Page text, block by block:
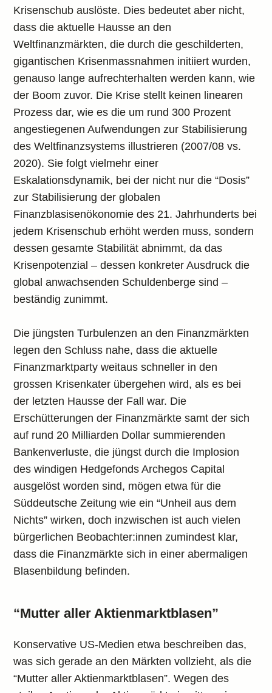
Krisenschub auslöste. Dies bedeutet aber nicht,
dass die aktuelle Hausse an den
Weltfinanzmärkten, die durch die geschilderten,
gigantischen Krisenmassnahmen initiiert wurden,
genauso lange aufrechterhalten werden kann, wie
der Boom zuvor. Die Krise stellt keinen linearen
Prozess dar, wie es die um rund 300 Prozent
angestiegenen Aufwendungen zur Stabilisierung
des Weltfinanzsystems illustrieren (2007/08 vs.
2020). Sie folgt vielmehr einer
Eskalationsdynamik, bei der nicht nur die “Dosis”
zur Stabilisierung der globalen
Finanzblasisenökonomie des 21. Jahrhunderts bei
jedem Krisenschub erhöht werden muss, sondern
dessen gesamte Stabilität abnimmt, da das
Krisenpotenzial – dessen konkreter Ausdruck die
global anwachsenden Schuldenberge sind –
beständig zunimmt.
Die jüngsten Turbulenzen an den Finanzmärkten
legen den Schluss nahe, dass die aktuelle
Finanzmarktparty weitaus schneller in den
grossen Krisenkater übergehen wird, als es bei
der letzten Hausse der Fall war. Die
Erschütterungen der Finanzmärkte samt der sich
auf rund 20 Milliarden Dollar summierenden
Bankenverluste, die jüngst durch die Implosion
des windigen Hedgefonds Archegos Capital
ausgelöst worden sind, mögen etwa für die
Süddeutsche Zeitung wie ein “Unheil aus dem
Nichts” wirken, doch inzwischen ist auch vielen
bürgerlichen Beobachter:innen zumindest klar,
dass die Finanzmärkte sich in einer abermaligen
Blasenbildung befinden.
“Mutter aller Aktienmarktblasen”
Konservative US-Medien etwa beschreiben das,
was sich gerade an den Märkten vollzieht, als die
“Mutter aller Aktienmarktblasen”. Wegen des